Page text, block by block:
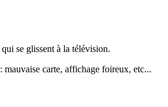
qui se glissent à la télévision.
mauvaise carte, affichage foireux, etc...